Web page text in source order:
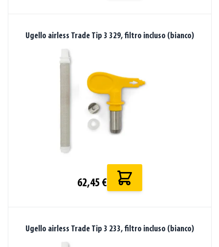
Ugello airless Trade Tip 3 329, filtro incluso (bianco)
62,45 €
Ugello airless Trade Tip 3 233, filtro incluso (bianco)